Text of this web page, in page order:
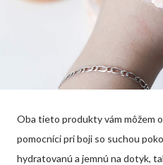
Oba tieto produkty vám môžem
pomocníci pri boji so suchou
hydratovanú a jemnú na dotyk,